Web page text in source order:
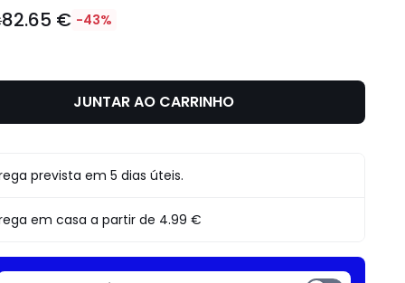
82.65 € -43%
JUNTAR AO CARRINHO
prevista em 5 dias úteis.
em casa a partir de 4.99 €